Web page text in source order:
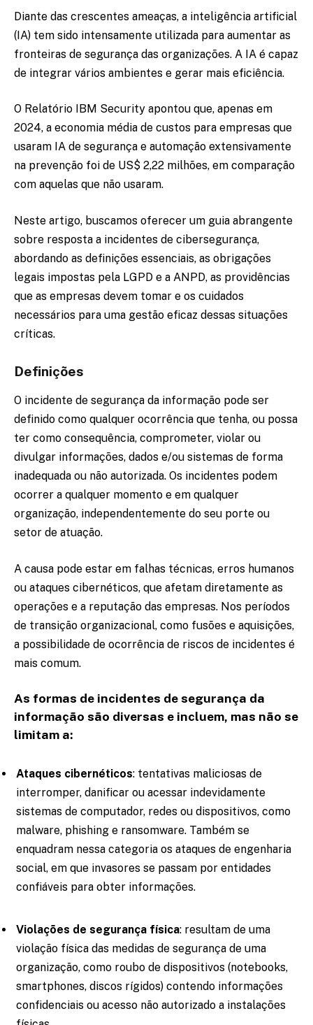
Diante das crescentes ameaças, a inteligência artificial
(IA) tem sido intensamente utilizada para aumentar as
fronteiras de segurança das organizações. A IA é capaz
de integrar vários ambientes e gerar mais eficiência.
O Relatório IBM Security apontou que, apenas em
2024, a economia média de custos para empresas que
usaram IA de segurança e automação extensivamente
na prevenção foi de US$ 2,22 milhões, em comparação
com aquelas que não usaram.
Neste artigo, buscamos oferecer um guia abrangente
sobre resposta a incidentes de cibersegurança,
abordando as definições essenciais, as obrigações
legais impostas pela LGPD e a ANPD, as providências
que as empresas devem tomar e os cuidados
necessários para uma gestão eficaz dessas situações
críticas.
Definições
O incidente de segurança da informação pode ser
definido como qualquer ocorrência que tenha, ou possa
ter como consequência, comprometer, violar ou
divulgar informações, dados e/ou sistemas de forma
inadequada ou não autorizada. Os incidentes podem
ocorrer a qualquer momento e em qualquer
organização, independentemente do seu porte ou
setor de atuação.
A causa pode estar em falhas técnicas, erros humanos
ou ataques cibernéticos, que afetam diretamente as
operações e a reputação das empresas. Nos períodos
de transição organizacional, como fusões e aquisições,
a possibilidade de ocorrência de riscos de incidentes é
mais comum.
As formas de incidentes de segurança da
informação são diversas e incluem, mas não se
limitam a:
Ataques cibernéticos: tentativas maliciosas de
interromper, danificar ou acessar indevidamente
sistemas de computador, redes ou dispositivos, como
malware, phishing e ransomware. Também se
enquadram nessa categoria os ataques de engenharia
social, em que invasores se passam por entidades
confiáveis para obter informações.
Violações de segurança física: resultam de uma
violação física das medidas de segurança de uma
organização, como roubo de dispositivos (notebooks,
smartphones, discos rígidos) contendo informações
confidenciais ou acesso não autorizado a instalações